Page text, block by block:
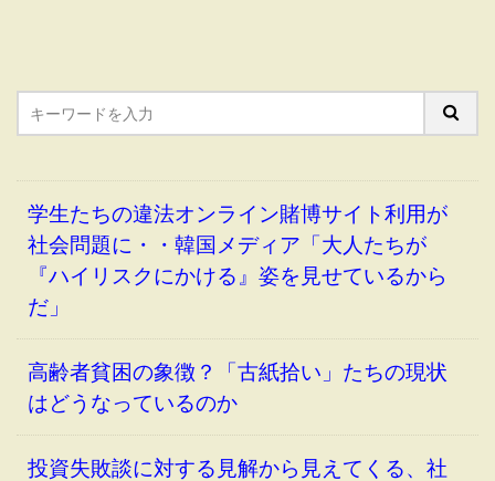
学生たちの違法オンライン賭博サイト利用が
社会問題に・・韓国メディア「大人たちが
『ハイリスクにかける』姿を見せているから
だ」
高齢者貧困の象徴？「古紙拾い」たちの現状
はどうなっているのか
投資失敗談に対する見解から見えてくる、社